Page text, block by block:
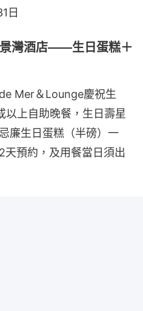
日
灣酒店——生日蛋糕＋
Mer＆Lounge慶祝生
以上自助晚餐，生日壽星
廉生日蛋糕（半磅）一
預約，及用餐當日須出